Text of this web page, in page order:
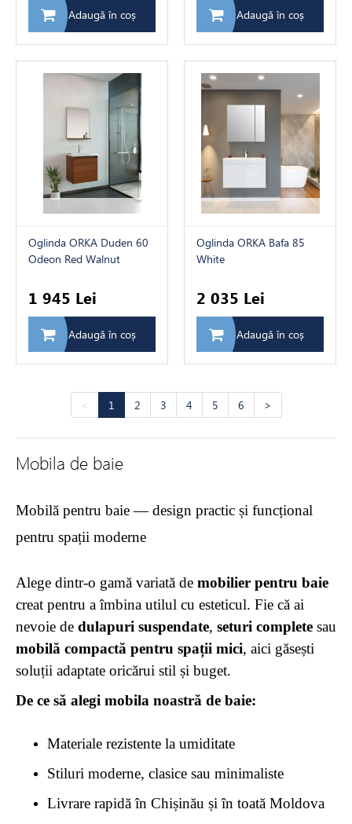
Adaugă în coș Adaugă în coș
Oglinda ORKA Duden 60
Odeon Red Walnut
1 945 Lei
Adaugă în coș
Oglinda ORKA Bafa 85
White
2 035 Lei
Adaugă în coș
< 1 2 3 4 5 6 >
Mobila de baie
Mobilă pentru baie — design practic și funcțional
pentru spații moderne
Alege dintr-o gamă variată de mobilier pentru baie
creat pentru a îmbina utilul cu esteticul. Fie că ai
nevoie de dulapuri suspendate, seturi complete sau
mobilă compactă pentru spații mici, aici găsești
soluții adaptate oricărui stil și buget.
De ce să alegi mobila noastră de baie:
Materiale rezistente la umiditate
Stiluri moderne, clasice sau minimaliste
Livrare rapidă în Chișinău și în toată Moldova